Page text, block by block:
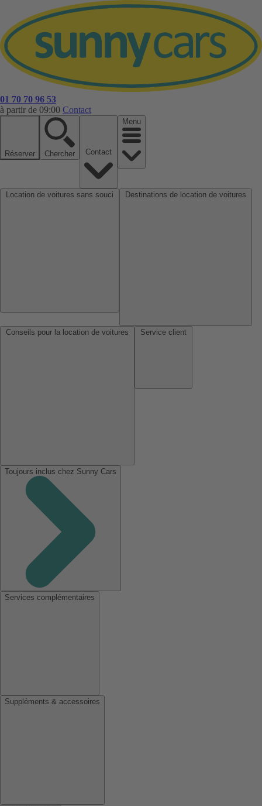
01 70 70 96 53
à partir de 09:00 Contact
Réserver Chercher
Menu
Toujours inclus chez Sunny Cars
Services complémentaires
Suppléments & accessoires